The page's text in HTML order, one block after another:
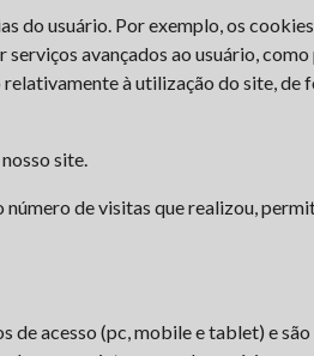
do usuário. Por exemplo, os
avançados ao usuário,
à utilização do site, de
site.
número de visitas que realizou,
de acesso (pc, mobile e tablet) e